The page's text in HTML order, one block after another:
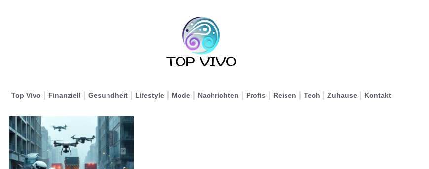
Top Vivo Finanziell Gesundheit Lifestyle Mode Nachrichten Profis Reisen Tech Zuhause Kontakt